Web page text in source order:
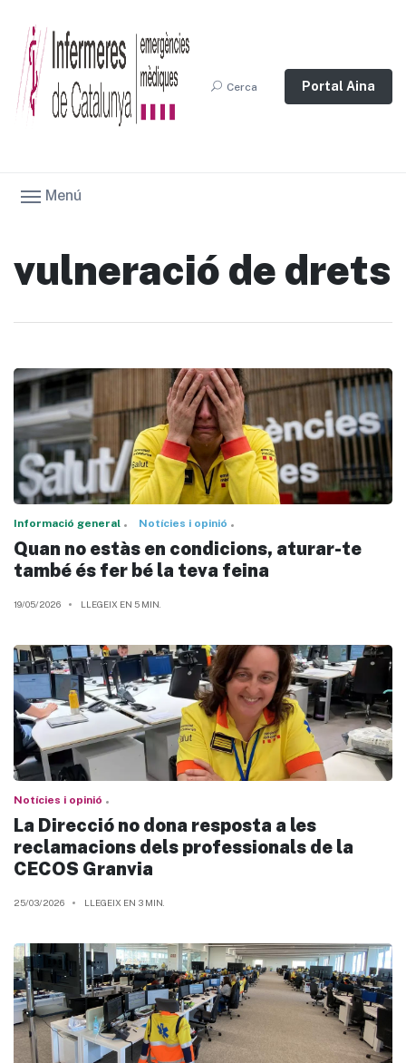
Cerca Portal Aina
Menú
vulneració de drets
Informació general Notícies i opinió
Quan no estàs en condicions, aturar-te
també és fer bé la teva feina
19/05/2026 LLEGEIX EN 5 MIN.
Notícies i opinió
La Direcció no dona resposta a les
reclamacions dels professionals de la
CECOS Granvia
25/03/2026 LLEGEIX EN 3 MIN.